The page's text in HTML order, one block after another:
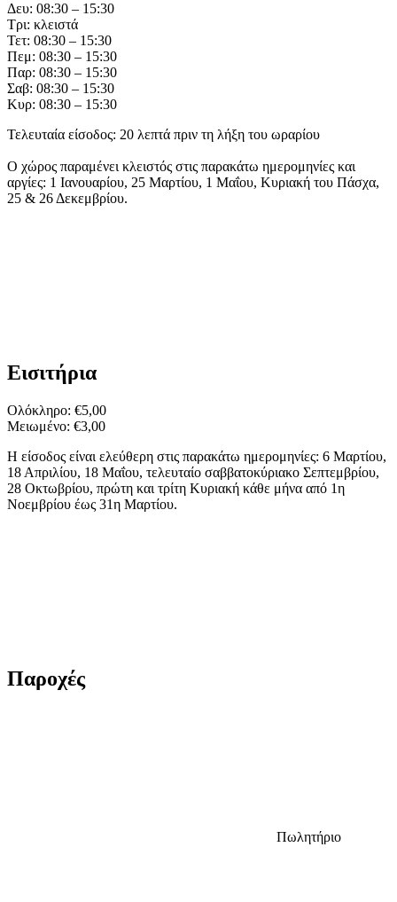
Δευ: 08:30 – 15:30
Τρι: κλειστά
Τετ: 08:30 – 15:30
Πεμ: 08:30 – 15:30
Παρ: 08:30 – 15:30
Σαβ: 08:30 – 15:30
Κυρ: 08:30 – 15:30
Τελευταία είσοδος: 20 λεπτά πριν τη λήξη του ωραρίου
Ο χώρος παραμένει κλειστός στις παρακάτω ημερομηνίες και
αργίες: 1 Ιανουαρίου, 25 Μαρτίου, 1 Μαΐου, Κυριακή του Πάσχα,
25 & 26 Δεκεμβρίου.
Εισιτήρια
Ολόκληρο: €5,00
Μειωμένο: €3,00
Η είσοδος είναι ελεύθερη στις παρακάτω ημερομηνίες: 6 Μαρτίου,
18 Απριλίου, 18 Μαΐου, τελευταίο σαββατοκύριακο Σεπτεμβρίου,
28 Οκτωβρίου, πρώτη και τρίτη Κυριακή κάθε μήνα από 1η
Νοεμβρίου έως 31η Μαρτίου.
Παροχές
Πωλητήριο